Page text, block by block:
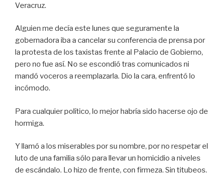
Veracruz.
Alguien me decía este lunes que seguramente la
gobernadora iba a cancelar su conferencia de prensa por
la protesta de los taxistas frente al Palacio de Gobierno,
pero no fue así. No se escondió tras comunicados ni
mandó voceros a reemplazarla. Dio la cara, enfrentó lo
incómodo.
Para cualquier político, lo mejor habría sido hacerse ojo de
hormiga.
Y llamó a los miserables por su nombre, por no respetar el
luto de una familia sólo para llevar un homicidio a niveles
de escándalo. Lo hizo de frente, con firmeza. Sin titubeos.